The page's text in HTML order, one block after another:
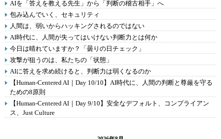
AIを「答えを教える先生」から「判断の稽古相手」へ
包み込んでいく、セキュリティ
人間は、弱いからハッキングされるのではない
AI時代に、人間が失ってはいけない判断力とは何か
今日は晴れていますか？「曇りの日チェック」
攻撃が狙うのは、私たちの「状態」
AIに答えを求め続けると、判断力は弱くなるのか
【Human-Centered AI｜Day 10/10】AI時代に、人間の判断と尊厳を守る
ための8原則
【Human-Centered AI｜Day 9/10】安全なデフォルト、コンプライアン
ス、Just Culture